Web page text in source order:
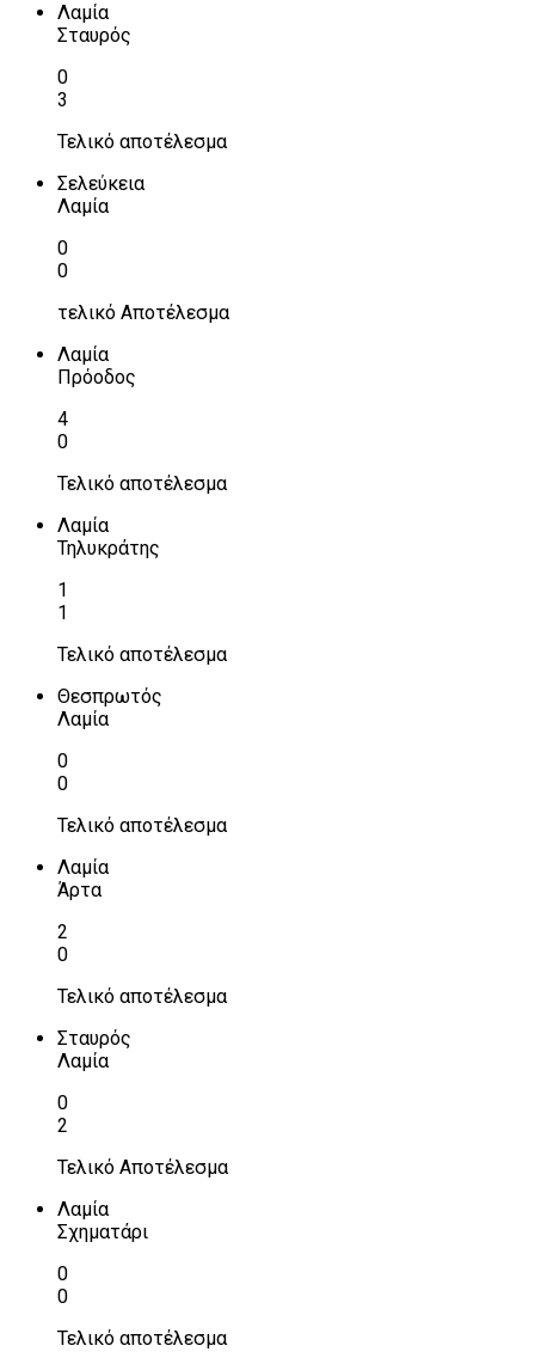
Λαμία
Σταυρός
0
3
Τελικό αποτέλεσμα
Σελεύκεια
Λαμία
0
0
τελικό Αποτέλεσμα
Λαμία
Πρόοδος
4
0
Τελικό αποτέλεσμα
Λαμία
Τηλυκράτης
1
1
Τελικό αποτέλεσμα
Θεσπρωτός
Λαμία
0
0
Τελικό αποτέλεσμα
Λαμία
Άρτα
2
0
Τελικό αποτέλεσμα
Σταυρός
Λαμία
0
2
Τελικό Αποτέλεσμα
Λαμία
Σχηματάρι
0
0
Τελικό αποτέλεσμα